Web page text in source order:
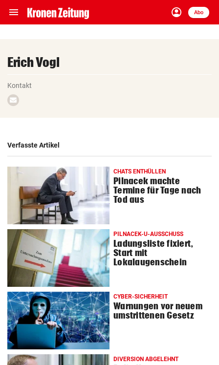
menu Navigation
ein-/ausklappen
account_circle
Anmelden
Abo
close Schließen
pin_drop
search
Suchbegriff
eingeben
© Krone Multimedia GmbH & Co KG 2026
Muthgasse 2, 1190 Wien
Erich Vogl
Kontakt
Email
schreiben
Verfasste Artikel
CHATS ENTHÜLLEN
Pilnacek machte
Termine für Tage nach
Tod aus
PILNACEK-U-AUSSCHUSS
Ladungsliste fixiert,
Start mit
Lokalaugenschein
CYBER-SICHERHEIT
Warnungen vor neuem
umstrittenen Gesetz
DIVERSION ABGELEHNT